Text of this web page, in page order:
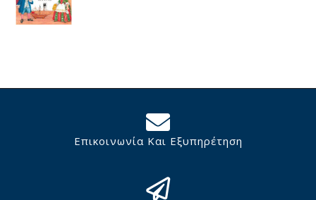
Επικοινωνία Και Εξυπηρέτηση